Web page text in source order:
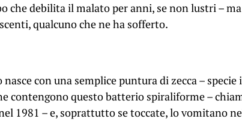
che debilita il malato per anni, se non lustri –
qualcuno che ne ha sofferto.
nasce con una semplice puntura di zecca –
contengono questo batterio spiraliforme –
1981 – e, soprattutto se toccate, lo vomitano